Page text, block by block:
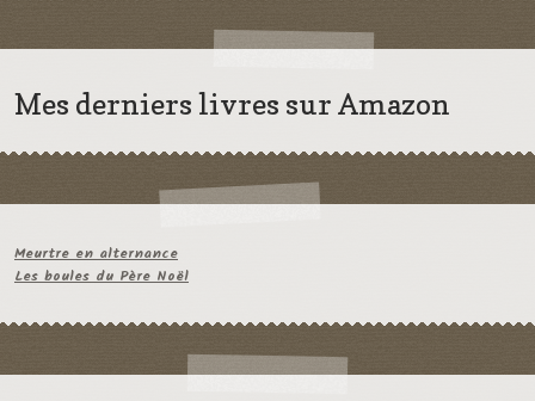
Mes derniers livres sur Amazon
Meurtre en alternance
Les boules du Père Noël